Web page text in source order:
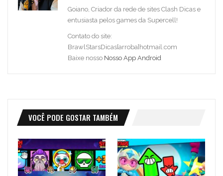
Goiano, Criador da rede de sites Clash Dicas e
entusiasta pelos games da Supercell!
Contato do site:
BrawlStarsDicas[arroba]hotmail.com
Baixe nosso Nosso App Android
VOCÊ PODE GOSTAR TAMBÉM